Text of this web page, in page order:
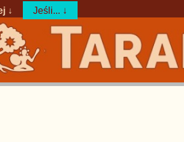
↓ Jeśli... ↓